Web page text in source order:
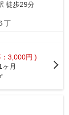
徒歩29分
丁
3,000円 )
ヶ月